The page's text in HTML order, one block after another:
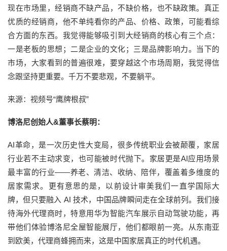
现在市场里，经销商不缺产品，不缺价格，也不缺政策。真正
优质的经销商，他不单纯看你的产品、价格、政策，可能看综
合方面的东西。我觉得能够吸引到大经销商的核心有三个点：
一是老板的思想；二是企业的文化；三是品牌影响力。当下的
市场，大家看到的普遍很难，要穿越这个市场周期，我觉得信
念跟坚持更重要。千万不要悲观，不要躺平。
来源：视频号“鹰牌根叔”
博洛尼创始人&董事长蔡明：
AI革命，是一次历史性大变局，很多传统职业会被颠覆，家居
行业若不主动求变，也可能被时代抛下。家居更是AI应用场景
最丰富的行业——养老、清洁、收纳、陪伴，覆盖着多维度的
居家需求。更有意思的是，以前设计审美我们一直学国际大
牌，但只要融入 AI 技术，中国品牌瞬间走在全球前列。我们接
待海外代理商时，特意用华为智能汽车展示自动驾驶功能，再
带他们体验博洛尼全屋智能展厅，他们都眼前一亮。从东南亚
到欧美，代理商蜂拥而来，这是中国家居真正的时代机遇。